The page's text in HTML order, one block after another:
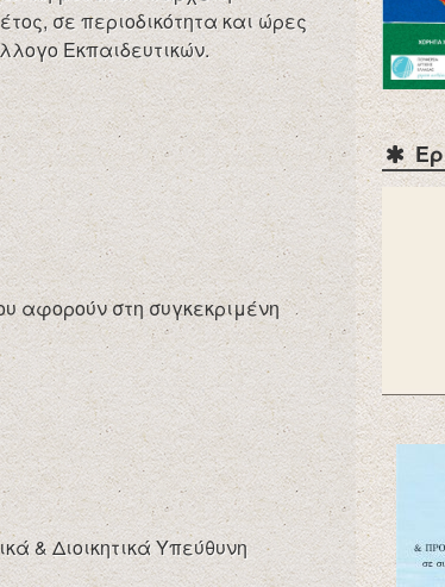
σε περιοδικότητα και ώρες
Εκπαιδευτικών.
αφορούν στη συγκεκριμένη
& Διοικητικά Υπεύθυνη